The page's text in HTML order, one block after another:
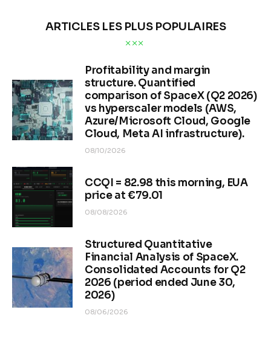
ARTICLES LES PLUS POPULAIRES
Profitability and margin
structure. Quantified
comparison of SpaceX (Q2 2026)
vs hyperscaler models (AWS,
Azure/Microsoft Cloud, Google
Cloud, Meta AI infrastructure).
08/10/2026
CCQI = 82.98 this morning, EUA
price at €79.01
08/08/2026
Structured Quantitative
Financial Analysis of SpaceX.
Consolidated Accounts for Q2
2026 (period ended June 30,
2026)
08/06/2026